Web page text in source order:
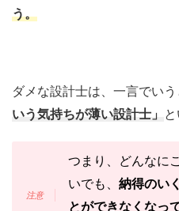
う。
ダメな設計士は、一言でいう
いう気持ちが薄い設計士」
つまり、どんなに
いでも、 納得のい
とができなくなっ